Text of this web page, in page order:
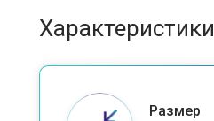
Характеристики
Размер